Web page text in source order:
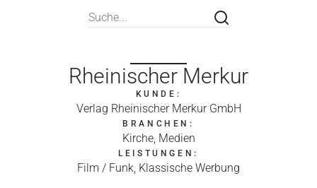
Rheinischer Merkur
KUNDE:
Verlag Rheinischer Merkur GmbH
BRANCHEN:
Kirche, Medien
LEISTUNGEN:
Film / Funk, Klassische Werbung